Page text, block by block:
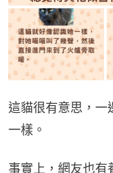
這貓很有意思，一
一樣。
事實上，網友也有